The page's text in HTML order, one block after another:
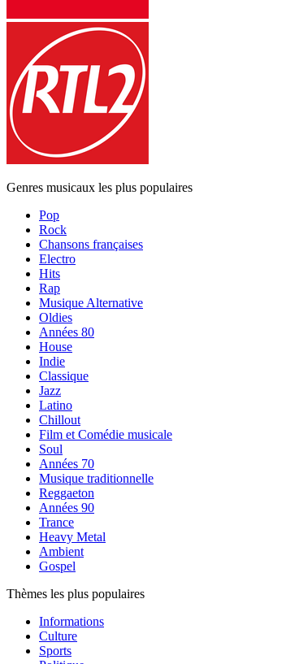
Genres musicaux les plus populaires
Pop
Rock
Chansons françaises
Electro
Hits
Rap
Musique Alternative
Oldies
Années 80
House
Indie
Classique
Jazz
Latino
Chillout
Film et Comédie musicale
Soul
Années 70
Musique traditionnelle
Reggaeton
Années 90
Trance
Heavy Metal
Ambient
Gospel
Thèmes les plus populaires
Informations
Culture
Sports